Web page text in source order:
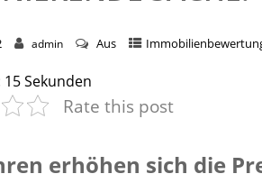
admin Aus
15Sekunden
Rate this post
erhöhen sich die